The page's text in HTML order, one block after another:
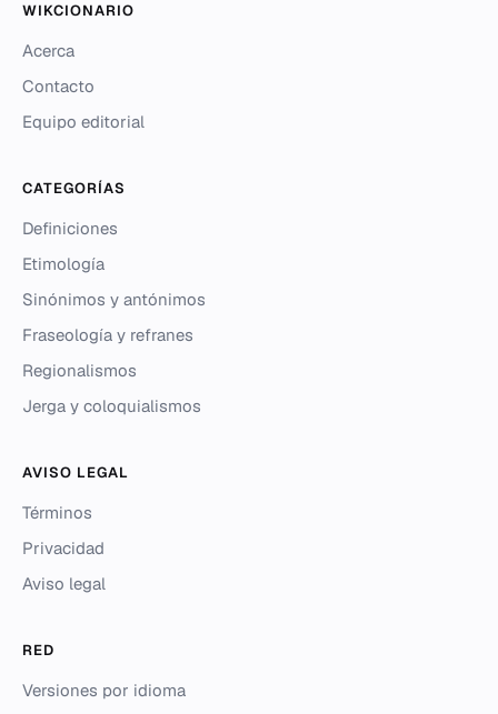
WIKCIONARIO
Acerca
Contacto
Equipo editorial
CATEGORÍAS
Definiciones
Etimología
Sinónimos y antónimos
Fraseología y refranes
Regionalismos
Jerga y coloquialismos
AVISO LEGAL
Términos
Privacidad
Aviso legal
RED
Versiones por idioma